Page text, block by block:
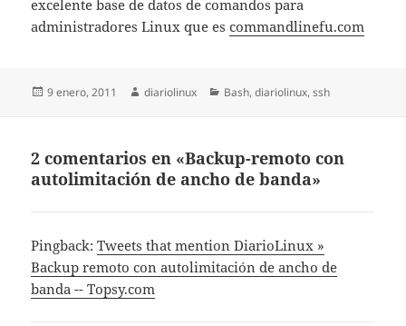
excelente base de datos de comandos para
administradores Linux que escommandlinefu.com
Publicado
9 enero, 2011 Autor
diariolinux Categorías
Bash,diariolinux,ssh
2 comentarios en «Backup-remoto con
autolimitación de ancho de banda»
Pingback:Tweets that mention DiarioLinux »
Backup remoto con autolimitación de ancho de
banda -- Topsy.com